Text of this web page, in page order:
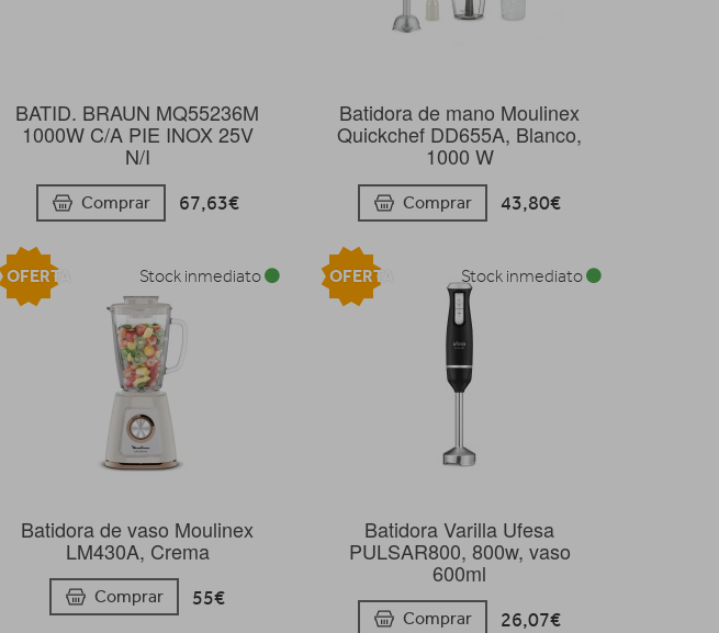
BATID. BRAUN MQ55236M
1000W C/A PIE INOX 25V
N/I
Comprar 67,63€
Batidora de mano Moulinex
Quickchef DD655A, Blanco,
1000 W
Comprar 43,80€
Batidora de vaso Moulinex
LM430A, Crema
Comprar 55€
Stock inmediato
OFERTA
Batidora Varilla Ufesa
PULSAR800, 800w, vaso
600ml
Comprar 26,07€
Stock inmediato
OFERTA